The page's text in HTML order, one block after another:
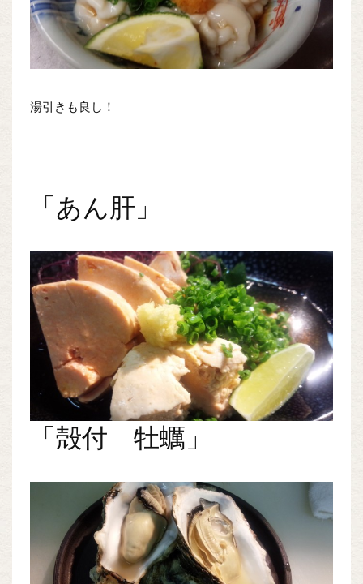
湯引きも良し！
「あん肝」
「殻付 牡蠣」